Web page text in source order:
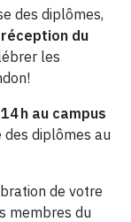
des diplômes,
du
les
h au campus
des diplômes au
de votre
membres du